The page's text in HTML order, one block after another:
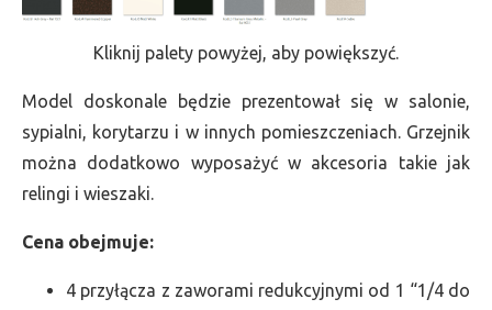
Kliknij palety powyżej, aby powiększyć.
Model doskonale będzie prezentował się w salonie,
sypialni, korytarzu i w innych pomieszczeniach. Grzejnik
można dodatkowo wyposażyć w akcesoria takie jak
relingi i wieszaki.
Cena obejmuje:
4 przyłącza z zaworami redukcyjnymi od 1 “1/4 do